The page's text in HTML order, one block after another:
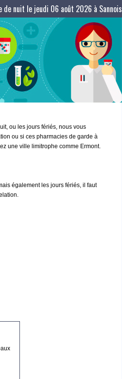
de nuit le jeudi 06 août 2026 à Sannois
ou les jours fériés, nous vous
ou si ces pharmacies de garde à
une ville limitrophe comme Ermont.
également les jours fériés, il faut